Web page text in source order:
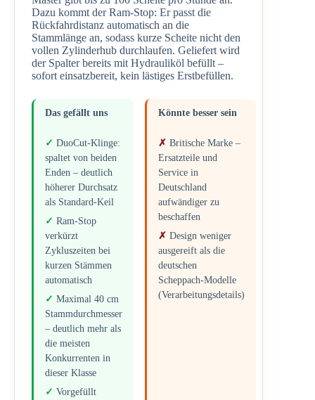
Dazu kommt der Ram-Stop: Er passt die
Rückfahrdistanz automatisch an die
Stammlänge an, sodass kurze Scheite nicht den
vollen Zylinderhub durchlaufen. Geliefert wird
der Spalter bereits mit Hydrauliköl befüllt –
sofort einsatzbereit, kein lästiges Erstbefüllen.
Das gefällt uns
DuoCut-Klinge:
spaltet von beiden
Enden – deutlich
höherer Durchsatz
als Standard-Keil
Ram-Stop
verkürzt
Zykluszeiten bei
kurzen Stämmen
automatisch
Maximal 40 cm
Stammdurchmesser
– deutlich mehr als
die meisten
Konkurrenten in
dieser Klasse
Vorgefüllt
Könnte besser sein
Britische Marke –
Ersatzteile und
Service in
Deutschland
aufwändiger zu
beschaffen
Design weniger
ausgereift als die
deutschen
Scheppach-Modelle
(Verarbeitungsdetails)